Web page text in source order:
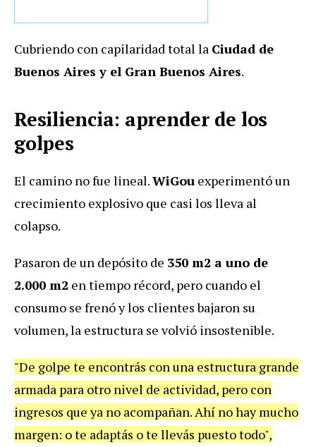
Cubriendo con capilaridad total la Ciudad de
Buenos Aires y el Gran Buenos Aires.
Resiliencia: aprender de los
golpes
El camino no fue lineal.WiGou experimentó un
crecimiento explosivo que casi los lleva al
colapso.
Pasaron de un depósito de 350 m2 a uno de
2.000 m2 en tiempo récord, pero cuando el
consumo se frenó y los clientes bajaron su
volumen, la estructura se volvió insostenible.
"De golpe te encontrás con una estructura grande
armada para otro nivel de actividad, pero con
ingresos que ya no acompañan. Ahí no hay mucho
margen: o te adaptás o te llevás puesto todo",